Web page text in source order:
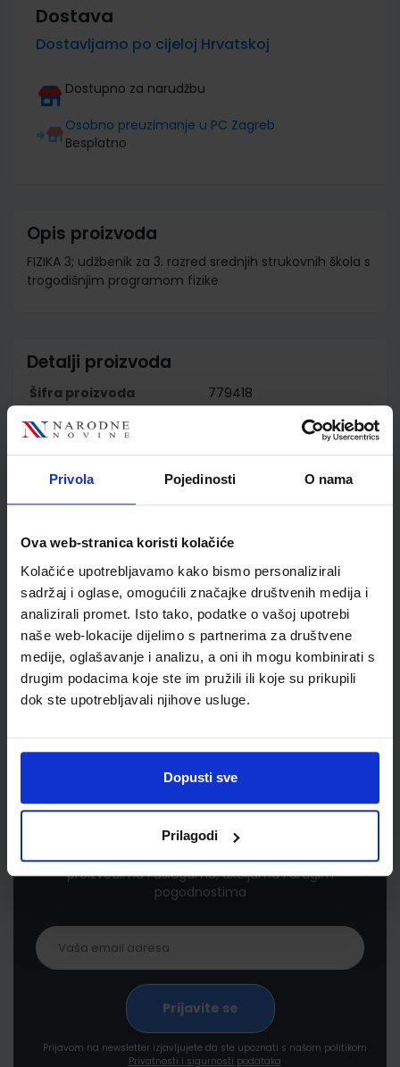
Privola Pojedinosti O nama
Ova web-stranica koristi kolačiće
Kolačiće upotrebljavamo kako bismo personalizirali
sadržaj i oglase, omogućili značajke društvenih medija i
analizirali promet. Isto tako, podatke o vašoj upotrebi
naše web-lokacije dijelimo s partnerima za društvene
medije, oglašavanje i analizu, a oni ih mogu kombinirati s
drugim podacima koje ste im pružili ili koje su prikupili
dok ste upotrebljavali njihove usluge.
Dopusti sve
Prilagodi
Dostava
Dostavljamo po cijeloj Hrvatskoj
Dostupno za narudžbu
Osobno preuzimanje u PC Zagreb
Besplatno
Opis proizvoda
FIZIKA 3; udžbenik za 3. razred srednjih strukovnih škola s
trogodišnjim programom fizike
Detalji proizvoda
Šifra proizvoda
779418
Nakladnik
Školski razred
30 3.RAZRED SŠ
Vrsta škole
3 STRUKOVNA
Reg br min
4433
Newsletter prijava
Prijavite se kako bi primali informacije o novim
proizvodima i uslugama, akcijama i drugim
pogodnostima
Prijavom na newsletter izjavljujete da ste upoznati s našom politikom
Privatnosti i sigurnosti podataka